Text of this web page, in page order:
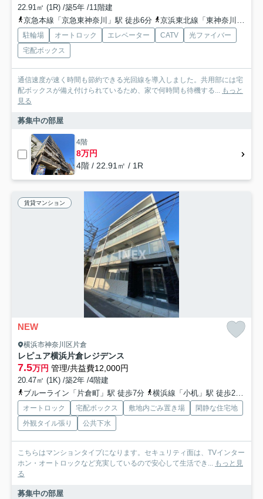
22.91㎡ (1R) /築5年 /11階建
京急本線「京急東神奈川」駅 徒歩6分
京浜東北線「東神奈川」駅 徒歩7分
駐輪場 オートロック エレベーター CATV
光ファイバー
宅配ボックス
通信速度が速く時間も節約できる光回線を導入しました。共用部には宅
配ボックスが備え付けられているため、家で何時間も待機する... もっと
見る
募集中の部屋
4階
8万円
4階 / 22.91㎡ / 1R
賃貸マンション
NEW
横浜市神奈川区片倉
レピュア横浜片倉レジデンス
7.5万円 管理/共益費12,000円
20.47㎡ (1K) /築2年 /4階建
ブルーライン「片倉町」駅 徒歩7分
横浜線「小机」駅 徒歩25分
オートロック 宅配ボックス 敷地内ごみ置き場
閑静な住宅地
外観タイル張り
公共下水
こちらはマンションタイプになります。セキュリティ面は、TVインター
ホン・オートロックなど充実しているので安心して生活でき... もっと見
る
募集中の部屋